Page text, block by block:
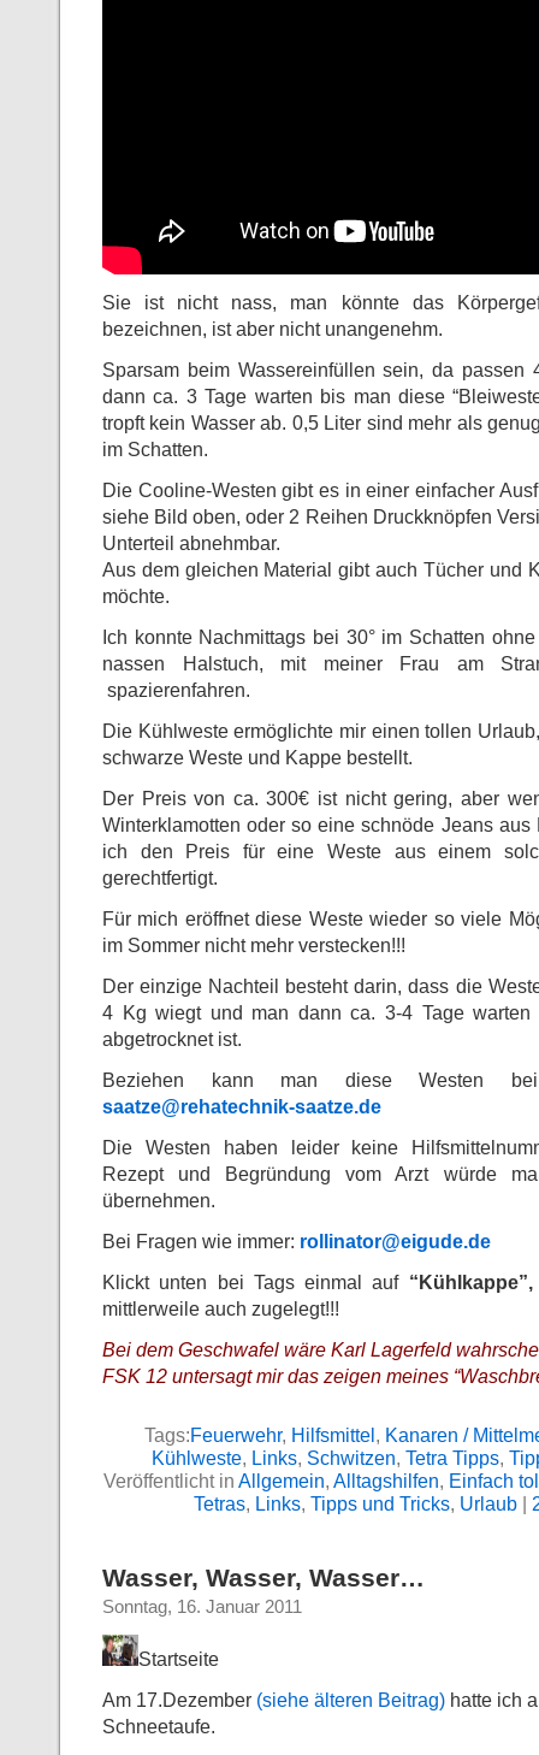
Sie ist nicht nass, man könnte das
bezeichnen, ist aber nicht unangenehm.
Sparsam beim Wassereinfüllen sein, da
dann ca. 3 Tage warten bis man diese
tropft kein Wasser ab. 0,5 Liter sind mehr als
im Schatten.
Die Cooline-Westen gibt es in einer einfacher
siehe Bild oben, oder 2 Reihen Druckknöpfen
Unterteil abnehmbar.
Aus dem gleichen Material gibt auch Tücher und
möchte.
Ich konnte Nachmittags bei 30° im Schatten
nassen Halstuch, mit meiner Frau am
spazierenfahren.
Die Kühlweste ermöglichte mir einen tollen
schwarze Weste und Kappe bestellt.
Der Preis von ca. 300€ ist nicht gering, aber
Winterklamotten oder so eine schnöde Jeans aus
ich den Preis für eine Weste aus einem
gerechtfertigt.
Für mich eröffnet diese Weste wieder so viele
im Sommer nicht mehr verstecken!!!
Der einzige Nachteil besteht darin, dass die
4 Kg wiegt und man dann ca. 3-4 Tage
abgetrocknet ist.
Beziehen kann man diese Westen
saatze@rehatechnik-saatze.de
Die Westen haben leider keine
Rezept und Begründung vom Arzt würde
übernehmen.
Bei Fragen wie immer: rollinator@eigude.de
Klickt unten bei Tags einmal auf
mittlerweile auch zugelegt!!!
Bei dem Geschwafel wäre Karl Lagerfeld
FSK 12 untersagt mir das zeigen meines
Tags:Feuerwehr, Hilfsmittel, Kanaren /
Kühlweste, Links, Schwitzen, Tetra Tipps,
Veröffentlicht in Allgemein, Alltagshilfen, Einfach
Tetras, Links, Tipps und Tricks, Urlaub |
Wasser, Wasser, Wasser…
Sonntag, 16. Januar 2011
Startseite
Am 17.Dezember (siehe älteren Beitrag) hatte ich
Schneetaufe.